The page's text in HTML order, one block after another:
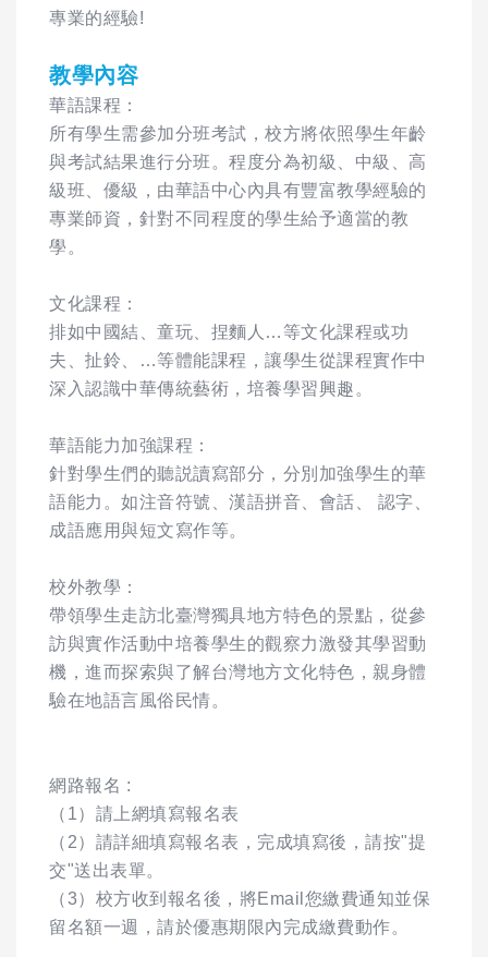
專業的經驗!
教學內容
華語課程：
所有學生需參加分班考試，校方將依照學生年齡
與考試結果進行分班。程度分為初級、中級、高
級班、優級，由華語中心內具有豐富教學經驗的
專業師資，針對不同程度的學生給予適當的教
學。
文化課程：
排如中國結、童玩、捏麵人…等文化課程或功
夫、扯鈴、…等體能課程，讓學生從課程實作中
深入認識中華傳統藝術，培養學習興趣。
華語能力加強課程：
針對學生們的聽説讀寫部分，分別加強學生的華
語能力。如注音符號、漢語拼音、會話、 認字、
成語應用與短文寫作等。
校外教學：
帶領學生走訪北臺灣獨具地方特色的景點，從參
訪與實作活動中培養學生的觀察力激發其學習動
機，進而探索與了解台灣地方文化特色，親身體
驗在地語言風俗民情。
網路報名 :
（1）請上網填寫報名表
（2）請詳細填寫報名表，完成填寫後，請按"提
交"送出表單。
（3）校方收到報名後，將Email您繳費通知並保
留名額一週，請於優惠期限內完成繳費動作。